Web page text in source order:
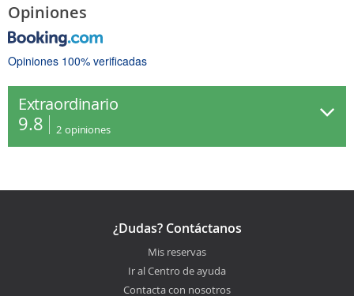
Opiniones
Opiniones 100% verificadas
Extraordinario
9.8 2 opiniones
¿Dudas? Contáctanos
Mis reservas
Ir al Centro de ayuda
Contacta con nosotros